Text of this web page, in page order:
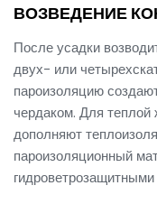
ВОЗВЕДЕНИЕ
После усадки
двух- или
пароизоляцию
чердаком. Для
дополняют
пароизоляционный